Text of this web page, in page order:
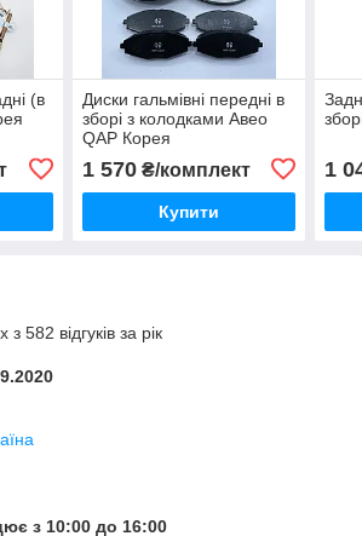
(в
Диски гальмівні передні в
зборі з колодками Авео
QAP Корея
1 570₴/комплект
Купити
1
582 відгуків за рік
з 10:00 до 16:00